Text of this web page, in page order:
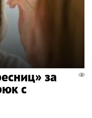
за
с